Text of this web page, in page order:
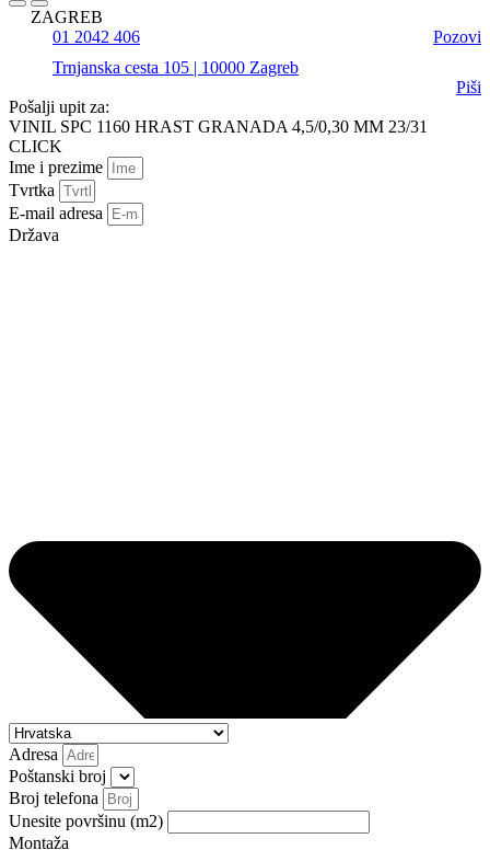
ZAGREB
01 2042 406
Pozovi
Trnjanska cesta 105 | 10000 Zagreb
Piši
Pošalji upit za:
VINIL SPC 1160 HRAST GRANADA 4,5/0,30 MM 23/31
CLICK
Ime i prezime
Tvrtka
E-mail adresa
Država
Adresa
Poštanski broj
Broj telefona
Unesite površinu (m2)
Montaža